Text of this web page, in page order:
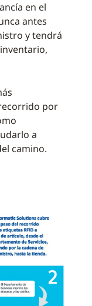
en el
antes
y tendrá
por
a
camino.